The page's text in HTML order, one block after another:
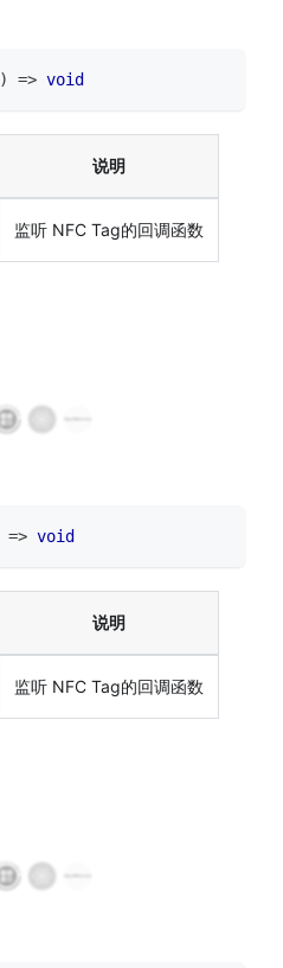
) => void
说明
监听 NFC Tag的回调函数
=> void
说明
监听 NFC Tag的回调函数